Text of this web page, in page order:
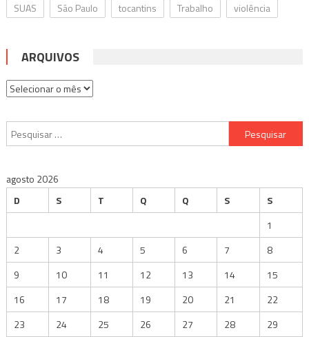
SUAS
São Paulo tocantins Trabalho violência
ARQUIVOS
Arquivos
Pesquisar
por:
agosto 2026
D
S T Q Q S
S
1
2
3 4 5 6 7
8
9
10 11 12 13 14
15
16
17 18 19 20 21
22
23
24 25 26 27 28 29